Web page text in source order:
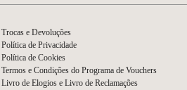
Trocas e Devoluções
Política de Privacidade
Política de Cookies
Termos e Condições do Programa de Vouchers
Livro de Elogios e Livro de Reclamações